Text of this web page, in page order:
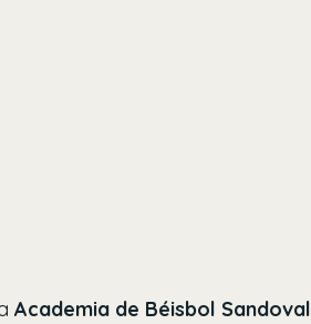
Academia de Béisbol Sandoval